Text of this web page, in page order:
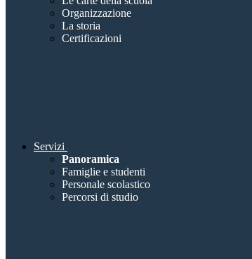
Organizzazione
La storia
Certificazioni
Servizi
Panoramica
Famiglie e studenti
Personale scolastico
Percorsi di studio